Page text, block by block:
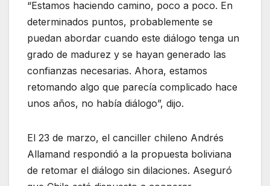
“Estamos haciendo camino, poco a poco. En
determinados puntos, probablemente se
puedan abordar cuando este diálogo tenga un
grado de madurez y se hayan generado las
confianzas necesarias. Ahora, estamos
retomando algo que parecía complicado hace
unos años, no había diálogo”, dijo.
El 23 de marzo, el canciller chileno Andrés
Allamand respondió a la propuesta boliviana
de retomar el diálogo sin dilaciones. Aseguró